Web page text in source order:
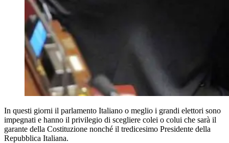
In questi giorni il parlamento Italiano o meglio i grandi elettori sono
impegnati e hanno il privilegio di scegliere colei o colui che sarà il
garante della Costituzione nonché il tredicesimo Presidente della
Repubblica Italiana.